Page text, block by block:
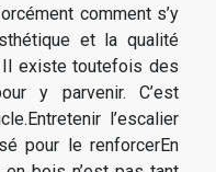
comment s’y
et la qualité
existe toutefois des
y parvenir. C’est
l’escalier
pour le renforcerEn